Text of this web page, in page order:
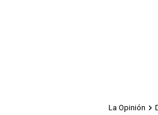
La Opinión